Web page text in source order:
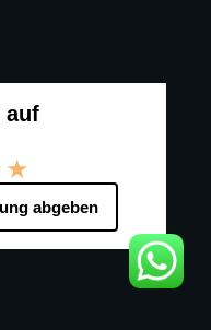
auf
abgeben